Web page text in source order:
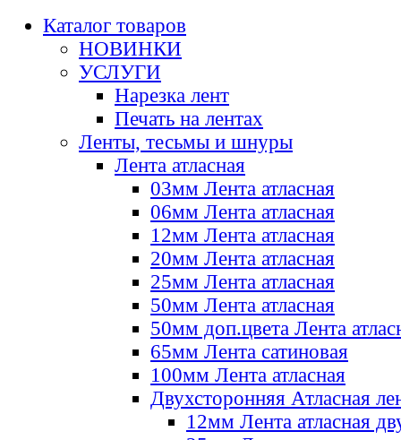
Каталог товаров
НОВИНКИ
УСЛУГИ
Нарезка лент
Печать на лентах
Ленты, тесьмы и шнуры
Лента атласная
03мм Лента атласная
06мм Лента атласная
12мм Лента атласная
20мм Лента атласная
25мм Лента атласная
50мм Лента атласная
50мм доп.цвета Лента
65мм Лента сатиновая
100мм Лента атласная
Двухсторонняя Атласная
12мм Лента атласная